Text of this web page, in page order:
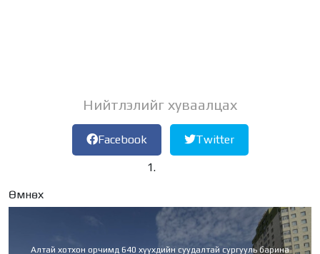
Нийтлэлийг хуваалцах
Facebook Twitter
Өмнөх
Алтай хотхон орчимд 640 хүүхдийн суудалтай сургууль барина